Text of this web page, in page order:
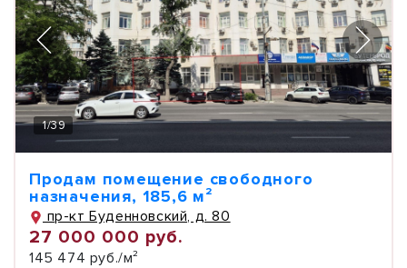
1/39
Продам помещение свободного
назначения, 185,6 м²
пр-кт Буденновский, д. 80
27 000 000 руб.
145 474 руб./м²